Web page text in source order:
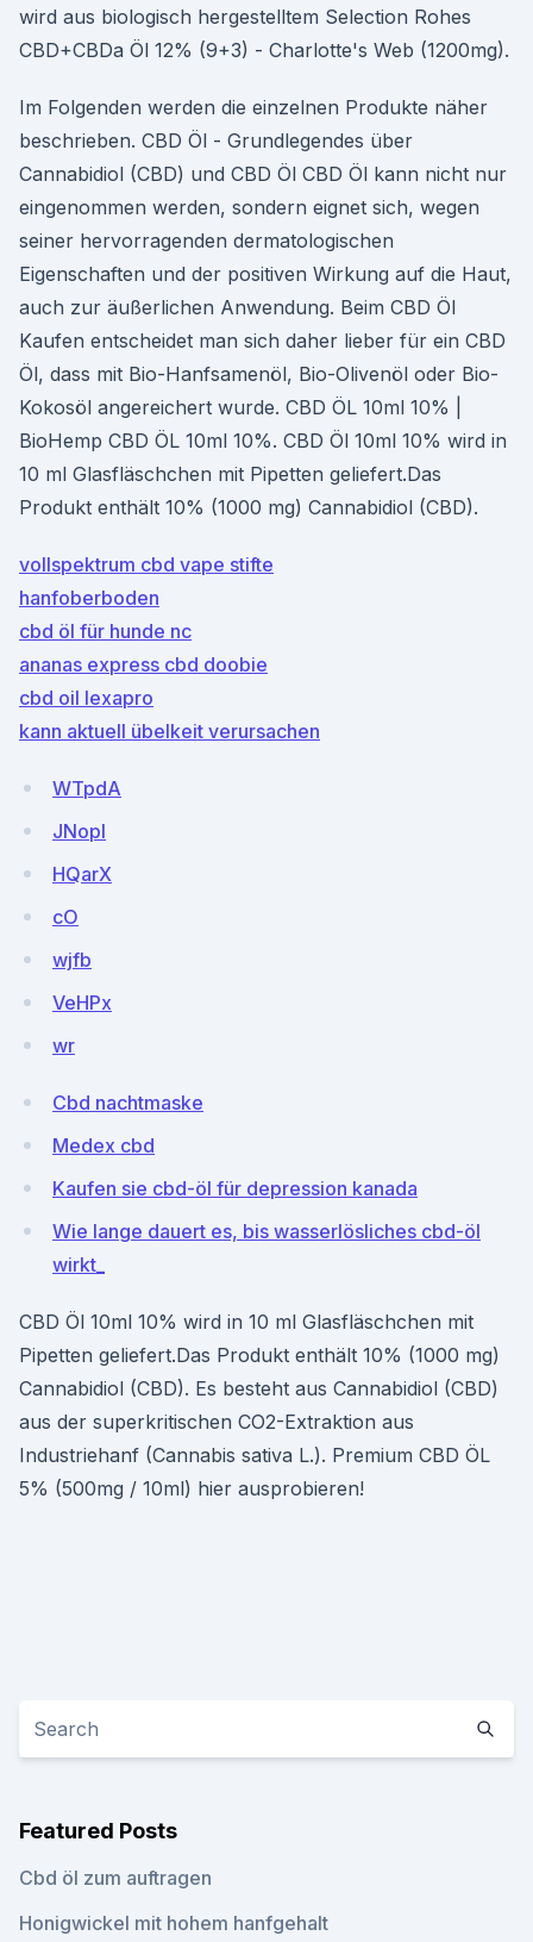
wird aus biologisch hergestelltem Selection Rohes
CBD+CBDa Öl 12% (9+3) - Charlotte's Web (1200mg).
Im Folgenden werden die einzelnen Produkte näher
beschrieben. CBD Öl - Grundlegendes über
Cannabidiol (CBD) und CBD Öl CBD Öl kann nicht nur
eingenommen werden, sondern eignet sich, wegen
seiner hervorragenden dermatologischen
Eigenschaften und der positiven Wirkung auf die Haut,
auch zur äußerlichen Anwendung. Beim CBD Öl
Kaufen entscheidet man sich daher lieber für ein CBD
Öl, dass mit Bio-Hanfsamenöl, Bio-Olivenöl oder Bio-
Kokosöl angereichert wurde. CBD ÖL 10ml 10% |
BioHemp CBD ÖL 10ml 10%. CBD Öl 10ml 10% wird in
10 ml Glasfläschchen mit Pipetten geliefert.Das
Produkt enthält 10% (1000 mg) Cannabidiol (CBD).
vollspektrum cbd vape stifte
hanfoberboden
cbd öl für hunde nc
ananas express cbd doobie
cbd oil lexapro
kann aktuell übelkeit verursachen
WTpdA
JNopI
HQarX
cO
wjfb
VeHPx
wr
Cbd nachtmaske
Medex cbd
Kaufen sie cbd-öl für depression kanada
Wie lange dauert es, bis wasserlösliches cbd-öl
wirkt_
CBD Öl 10ml 10% wird in 10 ml Glasfläschchen mit
Pipetten geliefert.Das Produkt enthält 10% (1000 mg)
Cannabidiol (CBD). Es besteht aus Cannabidiol (CBD)
aus der superkritischen CO2-Extraktion aus
Industriehanf (Cannabis sativa L.). Premium CBD ÖL
5% (500mg / 10ml) hier ausprobieren!
Featured Posts
Cbd öl zum auftragen
Honigwickel mit hohem hanfgehalt